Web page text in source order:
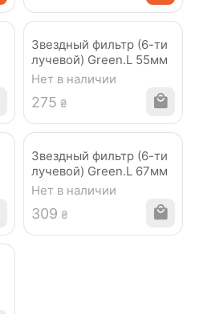
Звездный фильтр (6-ти
лучевой) Green.L 55мм
Нет в наличии
‍275‍ ₴
Звездный фильтр (6-ти
лучевой) Green.L 67мм
Нет в наличии
‍309‍ ₴